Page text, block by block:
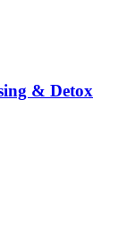
& Detox